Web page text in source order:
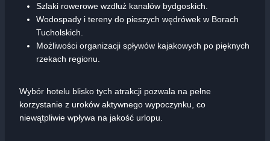
Szlaki rowerowe wzdłuż kanałów bydgoskich.
Wodospady i tereny do pieszych wędrówek w Borach
Tucholskich.
Możliwości organizacji spływów kajakowych po pięknych
rzekach regionu.
Wybór hotelu blisko tych atrakcji pozwala na pełne
korzystanie z uroków aktywnego wypoczynku, co
niewątpliwie wpływa na jakość urlopu.